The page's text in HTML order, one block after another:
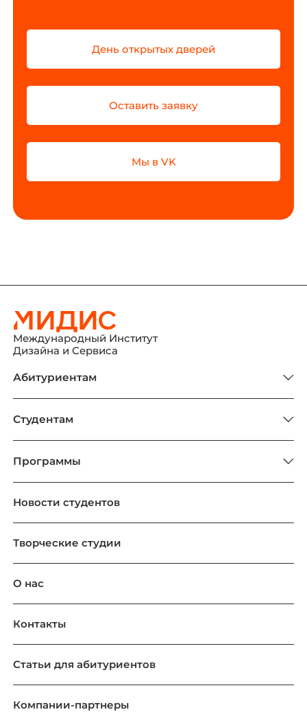
День открытых дверей
Оставить заявку
Мы в VK
Международный Институт
Дизайна и Сервиса
Новости студентов
Творческие студии
О нас
Контакты
Статьи для абитуриентов
Компании-партнеры
Программы
Абитуриентам
Студентам